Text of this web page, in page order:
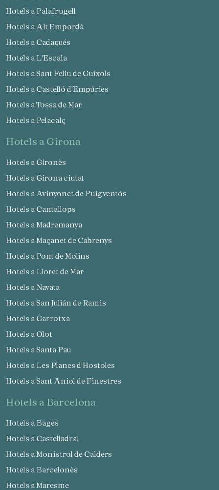
Hotels a Palafrugell
Hotels a Alt Empordà
Hotels a Cadaqués
Hotels a L'Escala
Hotels a Sant Feliu de Guíxols
Hotels a Castelló d'Empúries
Hotels a Tossa de Mar
Hotels a Pelacalç
hotels a Girona
Hotels a Gironès
Hotels a Girona ciutat
Hotels a Avinyonet de Puigventós
Hotels a Cantallops
Hotels a Madremanya
Hotels a Maçanet de Cabrenys
Hotels a Pont de Molins
Hotels a Lloret de Mar
Hotels a Navata
Hotels a San Julián de Ramis
Hotels a Garrotxa
Hotels a Olot
Hotels a Santa Pau
Hotels a Les Planes d'Hostoles
Hotels a Sant Aniol de Finestres
hotels a Barcelona
Hotels a Bages
Hotels a Castelladral
Hotels a Monistrol de Calders
Hotels a Barcelonès
Hotels a Maresme